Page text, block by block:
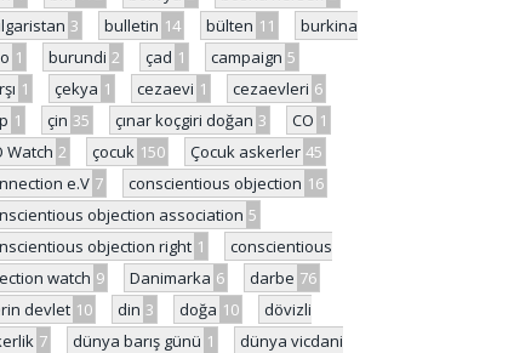
3 bulletin 14 bülten 11
burkina
1 burundi 2 çad 1 campaign 5
1 çekya 1 cezaevi 1 cezaevleri 6
1 çin 35 çınar koçgiri doğan 3 CO 1
Watch 2 çocuk 150 Çocuk askerler 45
e.V 7 conscientious objection 16
objection association 5
objection right 1
conscientious
watch 9 Danimarka 6 darbe 76
devlet 10 din 3 doğa 10
dövizli
7 dünya barış günü 1
dünya vicdani